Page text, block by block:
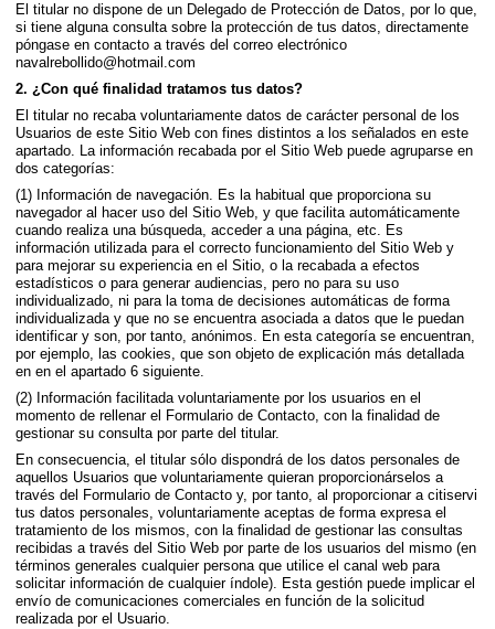
El titular no dispone de un Delegado de Protección de Datos, por lo que,
si tiene alguna consulta sobre la protección de tus datos, directamente
póngase en contacto a través del correo electrónico
navalrebollido@hotmail.com
2. ¿Con qué finalidad tratamos tus datos?
El titular no recaba voluntariamente datos de carácter personal de los
Usuarios de este Sitio Web con fines distintos a los señalados en este
apartado. La información recabada por el Sitio Web puede agruparse en
dos categorías:
(1) Información de navegación. Es la habitual que proporciona su
navegador al hacer uso del Sitio Web, y que facilita automáticamente
cuando realiza una búsqueda, acceder a una página, etc. Es
información utilizada para el correcto funcionamiento del Sitio Web y
para mejorar su experiencia en el Sitio, o la recabada a efectos
estadísticos o para generar audiencias, pero no para su uso
individualizado, ni para la toma de decisiones automáticas de forma
individualizada y que no se encuentra asociada a datos que le puedan
identificar y son, por tanto, anónimos. En esta categoría se encuentran,
por ejemplo, las cookies, que son objeto de explicación más detallada
en en el apartado 6 siguiente.
(2) Información facilitada voluntariamente por los usuarios en el
momento de rellenar el Formulario de Contacto, con la finalidad de
gestionar su consulta por parte del titular.
En consecuencia, el titular sólo dispondrá de los datos personales de
aquellos Usuarios que voluntariamente quieran proporcionárselos a
través del Formulario de Contacto y, por tanto, al proporcionar a citiservi
tus datos personales, voluntariamente aceptas de forma expresa el
tratamiento de los mismos, con la finalidad de gestionar las consultas
recibidas a través del Sitio Web por parte de los usuarios del mismo (en
términos generales cualquier persona que utilice el canal web para
solicitar información de cualquier índole). Esta gestión puede implicar el
envío de comunicaciones comerciales en función de la solicitud
realizada por el Usuario.